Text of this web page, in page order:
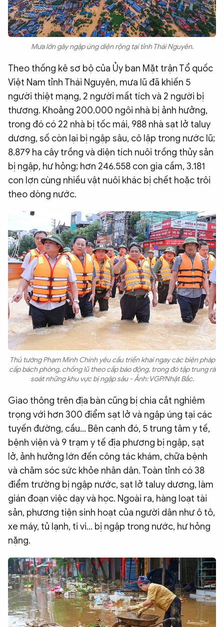
Mưa lớn gây ngập úng diện rộng tại tỉnh Thái Nguyên.
Theo thống kê sơ bộ của Ủy ban Mặt trận Tổ quốc
Việt Nam tỉnh Thái Nguyên, mưa lũ đã khiến 5
người thiệt mạng, 2 người mất tích và 2 người bị
thương. Khoảng 200.000 ngôi nhà bị ảnh hưởng,
trong đó có 22 nhà bị tốc mái, 988 nhà sạt lở taluy
dương, số còn lại bị ngập sâu, cô lập trong nước lũ;
8.879 ha cây trồng và diện tích nuôi trồng thủy sản
bị ngập, hư hỏng; hơn 246.558 con gia cầm, 3.181
con lợn cùng nhiều vật nuôi khác bị chết hoặc trôi
theo dòng nước.
Thủ tướng Phạm Minh Chính yêu cầu triển khai ngay các biện pháp
cấp bách phòng, chống lũ theo cấp báo động, trong đó tập trung rà
soát những khu vực bị ngập sâu - Ảnh: VGP/Nhật Bắc.
Giao thông trên địa bàn cũng bị chia cắt nghiêm
trọng với hơn 300 điểm sạt lở và ngập úng tại các
tuyến đường, cầu... Bên cạnh đó, 5 trung tâm y tế,
bệnh viện và 9 trạm y tế địa phương bị ngập, sạt
lở, ảnh hưởng lớn đến công tác khám, chữa bệnh
và chăm sóc sức khỏe nhân dân. Toàn tỉnh có 38
điểm trường bị ngập nước, sạt lở taluy dương, làm
gián đoạn việc dạy và học. Ngoài ra, hàng loạt tài
sản, phương tiện sinh hoạt của người dân như ô tô,
xe máy, tủ lạnh, ti vi... bị ngập trong nước, hư hỏng
nặng.